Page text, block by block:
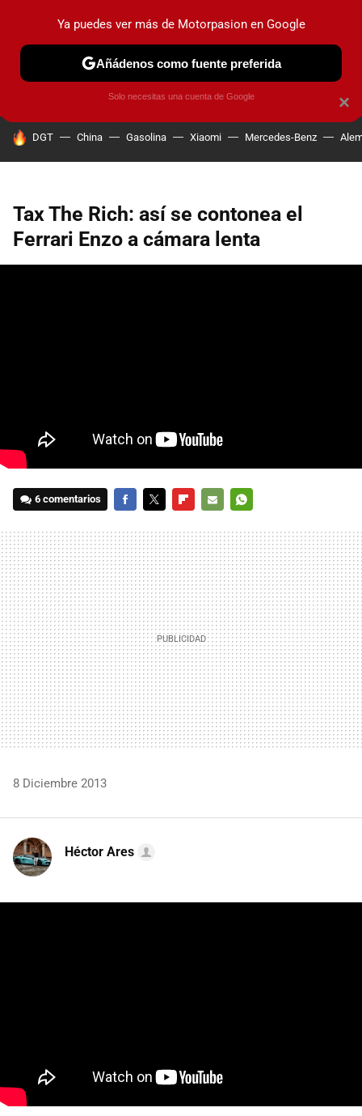
PRUEBAS COCHES ELÉCTRICOS OBSERVATORIO
HOY SE HABLA DE
DGT China Gasolina Xiaomi Mercedes-Benz
Tax The Rich: así se contonea el
Ferrari Enzo a cámara lenta
6 comentarios
MAIL
8 Diciembre 2013
Héctor Ares
×
Ya puedes ver más de Motorpasion en Google
Añádenos como fuente preferida
Solo necesitas una cuenta de Google